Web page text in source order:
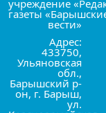
учреждение
газеты
вести»
Адрес:
433750,
Ульяновская
обл.,
Барышский р-
он, г. Барыш,
ул.